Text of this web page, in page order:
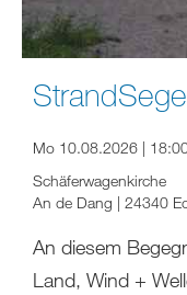
Mo 10.08.2026 |
Schäferwagenkirche
An de Dang | 24340
An diesem
Land, Wind +